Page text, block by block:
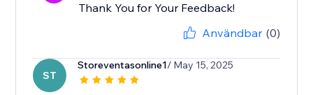
Thank You for Your Feedback!
Användbar (0)
ST
Storeventasonline1/ May 15, 2025